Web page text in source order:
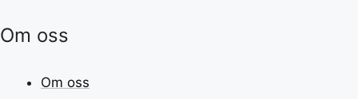
Om oss
Om oss